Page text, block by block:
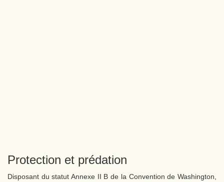
Protection et prédation
Disposant du statut Annexe II B de la Convention de Washington,